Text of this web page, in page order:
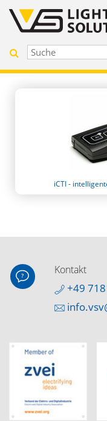
iCTI -
Kontakt
+49